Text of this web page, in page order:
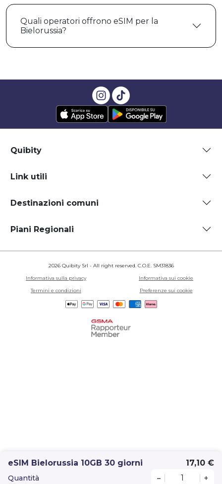
eSIM Bielorussia 10GB 30 giorni 17,10 €
Quantità – +
Quali operatori offrono eSIM per la
Bielorussia?
Quibity
Link utili
Destinazioni comuni
Piani Regionali
2026 Quibity Srl - All right reserved. C.O.E. SM31836
Informativa sulla privacy
Informativa sui cookie
Termini e condizioni
Preferenze sui cookie